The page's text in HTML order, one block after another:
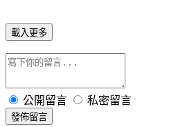
載入更多
公開留言 私密留言
發佈留言